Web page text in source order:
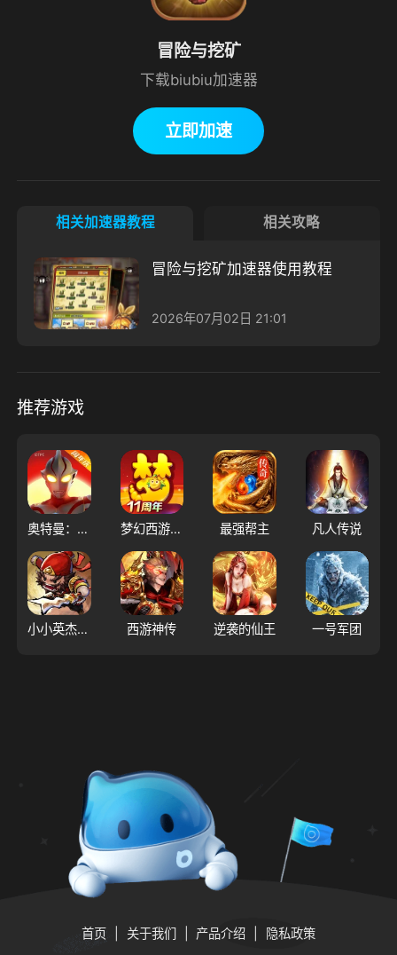
冒险与挖矿
下载biubiu加速器
立即加速
相关加速器教程 相关攻略
冒险与挖矿加速器使用教程
2026年07月02日 21:01
推荐游戏
奥特曼：超时空英雄 梦幻西游（大陆服） 最强帮主 凡人传说
小小英杰：合战天下 西游神传 逆袭的仙王 一号军团
首页 关于我们 产品介绍 隐私政策